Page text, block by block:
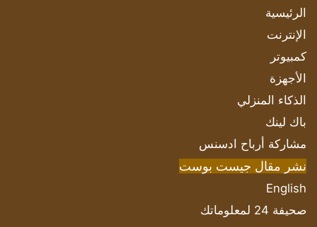
الرئيسية
الإنترنت
كمبيوتر
الأجهزة
الذكاء المنزلي
باك لينك
مشاركة أرباح ادسنس
نشر مقال جيست بوست
English
صحيفة 24 لمعلوماتك